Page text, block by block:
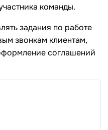
команды.
задания по работе
звонкам клиентам,
соглашений